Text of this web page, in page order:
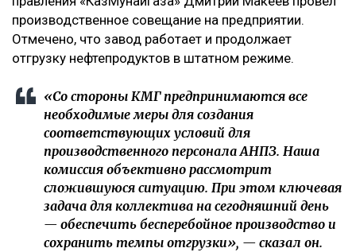
производственное совещание на предприятии.
Отмечено, что завод работает и продолжает
отгрузку нефтепродуктов в штатном режиме.
«Со стороны КМГ предпринимаются все
необходимые меры для создания
соответствующих условий для
производственного персонала АНПЗ. Наша
комиссия объективно рассмотрит
сложившуюся ситуацию. При этом ключевая
задача для коллектива на сегодняшний день
— обеспечить бесперебойное производство и
сохранить темпы отгрузки», — сказал он.